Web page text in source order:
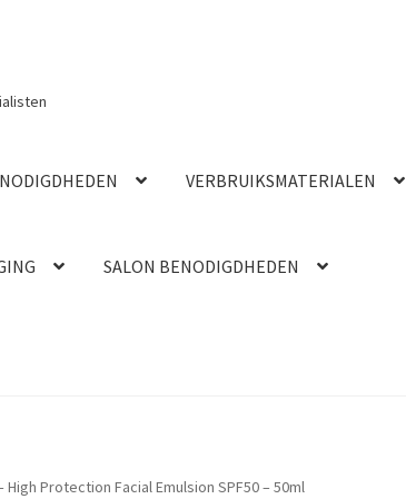
VERBRUIKSMATERIALEN
SALON BENODIGDHEDEN
High Protection Facial Emulsion SPF50 – 50ml